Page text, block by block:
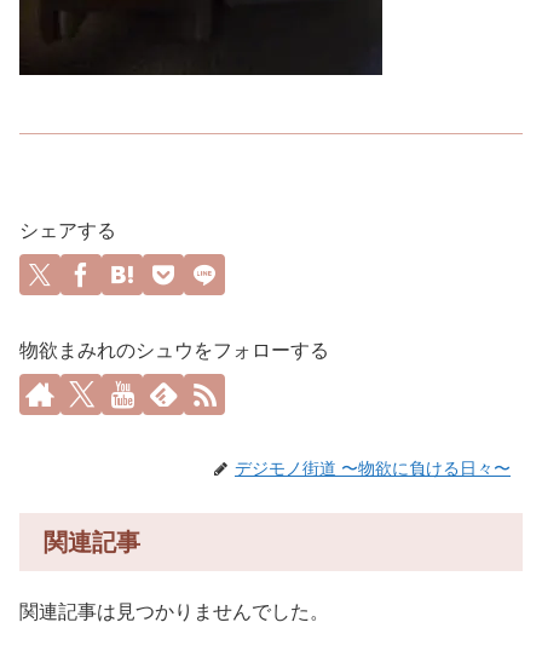
シェアする
物欲まみれのシュウをフォローする
デジモノ街道 〜物欲に負ける日々〜
関連記事
関連記事は見つかりませんでした。